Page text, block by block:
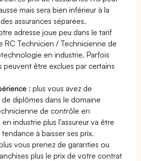
mais sera bien inférieur à la
assurances séparées.
adresse joue peu dans le tarif
RC Technicien / Technicienne de
en industrie. Parfois
peuvent être exclues par certains
:plus vous avez de
diplômes dans le domaine
de contrôle en
industrie plus l'assureur va être
à baisser ses prix.
vous prenez de garanties ou
plus le prix de votre contrat